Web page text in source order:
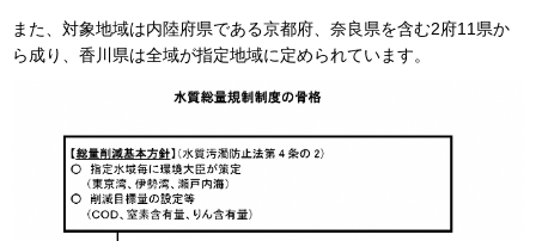
また、対象地域は内陸府県である京都府、奈良県を含む2府11県か
ら成り、香川県は全域が指定地域に定められています。